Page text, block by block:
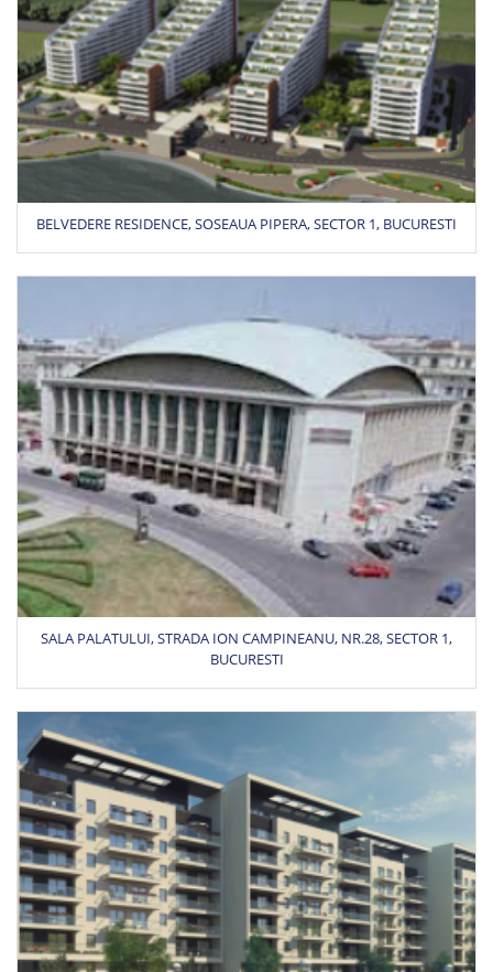
BELVEDERE RESIDENCE, SOSEAUA PIPERA, SECTOR 1, BUCURESTI
SALA PALATULUI, STRADA ION CAMPINEANU, NR.28, SECTOR 1,
BUCURESTI